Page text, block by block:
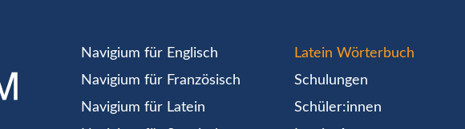
Navigium für Englisch
Navigium für Französisch
Navigium für Latein
Latein Wörterbuch
Schulungen
Schüler:innen